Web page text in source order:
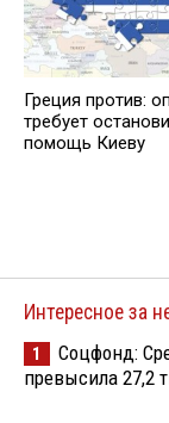
Греция против:
требует
помощь Киеву
Интересное за
1
Соцфонд:
превысила 27,2